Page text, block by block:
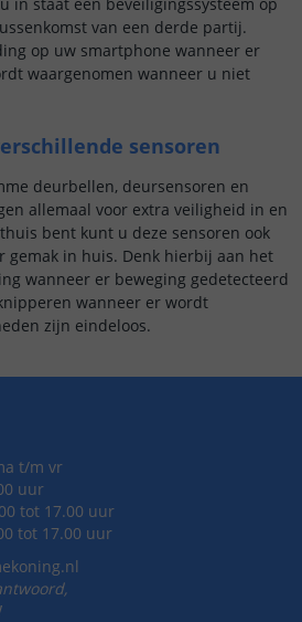
van een derde partij.
op uw smartphone wanneer er
waargenomen wanneer u niet
sensoren
deurbellen, deursensoren en
allemaal voor extra veiligheid in en
bent kunt u deze sensoren ook
gemak in huis. Denk hierbij aan het
wanneer er beweging gedetecteerd
wanneer er wordt
zijn eindeloos.
t/m vr
uur
tot 17.00 uur
tot 17.00 uur